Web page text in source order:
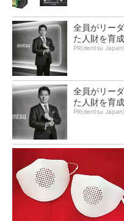
全員がリー
た人財を育
PR(dentsu Japan)
全員がリー
た人財を育
PR(dentsu Japan)